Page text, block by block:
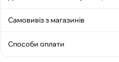
Самовивіз з магазинів
Способи оплати